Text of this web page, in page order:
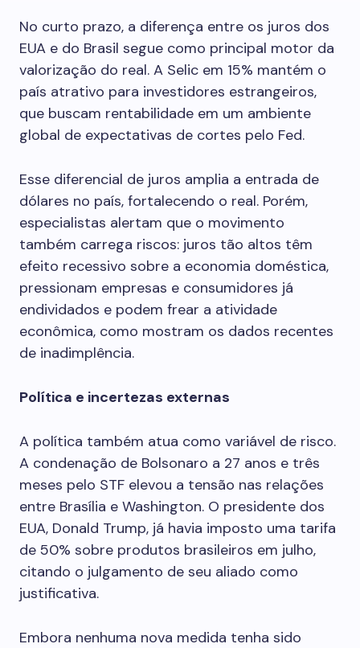
No curto prazo, a diferença entre os juros dos
EUA e do Brasil segue como principal motor da
valorização do real. A Selic em 15% mantém o
país atrativo para investidores estrangeiros,
que buscam rentabilidade em um ambiente
global de expectativas de cortes pelo Fed.
Esse diferencial de juros amplia a entrada de
dólares no país, fortalecendo o real. Porém,
especialistas alertam que o movimento
também carrega riscos: juros tão altos têm
efeito recessivo sobre a economia doméstica,
pressionam empresas e consumidores já
endividados e podem frear a atividade
econômica, como mostram os dados recentes
de inadimplência.
Política e incertezas externas
A política também atua como variável de risco.
A condenação de Bolsonaro a 27 anos e três
meses pelo STF elevou a tensão nas relações
entre Brasília e Washington. O presidente dos
EUA, Donald Trump, já havia imposto uma tarifa
de 50% sobre produtos brasileiros em julho,
citando o julgamento de seu aliado como
justificativa.
Embora nenhuma nova medida tenha sido